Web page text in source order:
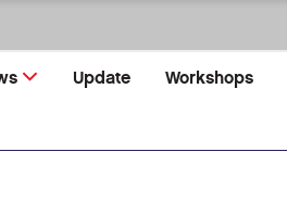
Update Workshops